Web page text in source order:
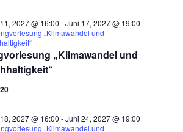
„Klimawandel und
2027 @ 16:00 -Juni 17, 2027 @ 19:00
„Klimawandel und
2027 @ 16:00 -Juni 24, 2027 @ 19:00
„Klimawandel und